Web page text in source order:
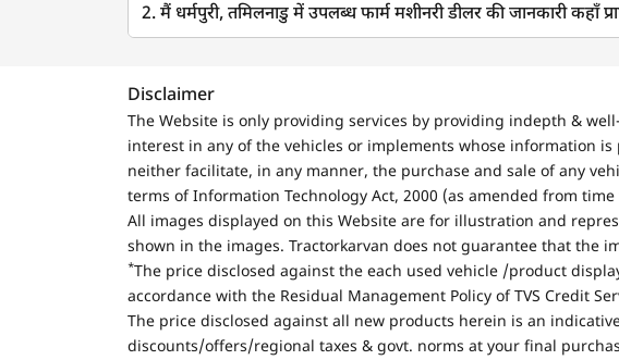
2. मैं धर्मपुरी, तमिलनाडु में उपलब्ध फार्म मशीनरी डीलर की जानकारी कहाँ
Disclaimer
The Website is only providing services by providing indepth &
interest in any of the vehicles or implements whose information is
neither facilitate, in any manner, the purchase and sale of any
terms of Information Technology Act, 2000 (as amended from
All images displayed on this Website are for illustration and
shown in the images. Tractorkarvan does not guarantee that the
*The price disclosed against the each used vehicle /product
accordance with the Residual Management Policy of TVS Credit
The price disclosed against all new products herein is an
discounts/offers/regional taxes & govt. norms at your final